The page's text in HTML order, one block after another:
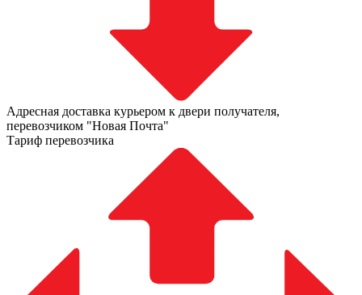
Адресная доставка курьером к двери получателя,
перевозчиком "Новая Почта"
Тариф перевозчика